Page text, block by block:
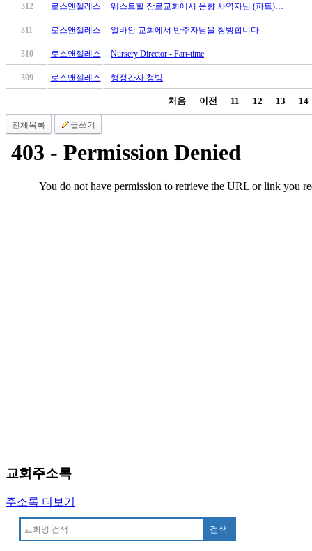
안
브
국
소
야
우
절
리
312 로스앤젤레스 웨스트힐 장로교회에서 음향 사역자님 (파트)…
311 로스앤젤레스 얼바인 교회에서 반주자님을 청빙합니다
310 로스앤젤레스 Nursery Director - Part-time
309 로스앤젤레스 행정간사 청빙
처음 이전 11 12 13 14
전체목록 글쓰기
교회주소록
주소록 더보기
검색